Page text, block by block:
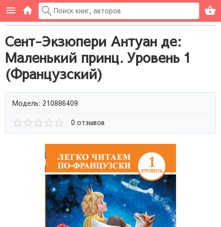
Сент-Экзюпери Антуан де:
Маленький принц. Уровень 1
(Французский)
Модель: 210886409
0 отзывов